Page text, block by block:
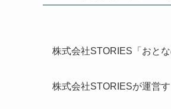
株式会社STORIES「おと
株式会社STORIESが運営